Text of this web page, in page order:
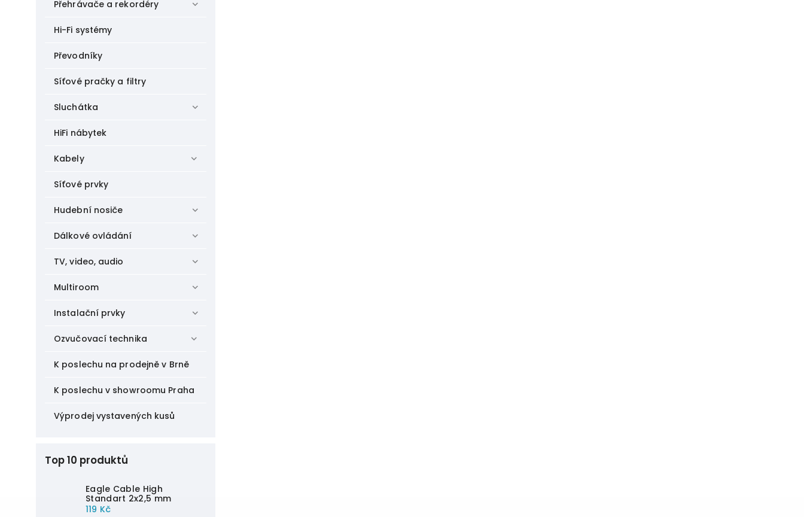
Přehrávače a rekordéry
Hi-Fi systémy
Převodníky
Síťové pračky a filtry
Sluchátka
HiFi nábytek
Kabely
Síťové prvky
Hudební nosiče
Dálkové ovládání
TV, video, audio
Multiroom
Instalační prvky
Ozvučovací technika
K poslechu na prodejně v Brně
K poslechu v showroomu Praha
Výprodej vystavených kusů
Top 10 produktů
Eagle Cable High
Standart 2x2,5 mm
119 Kč